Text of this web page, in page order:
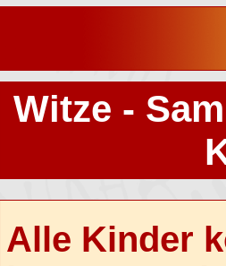
Witze -
Alle Kinder